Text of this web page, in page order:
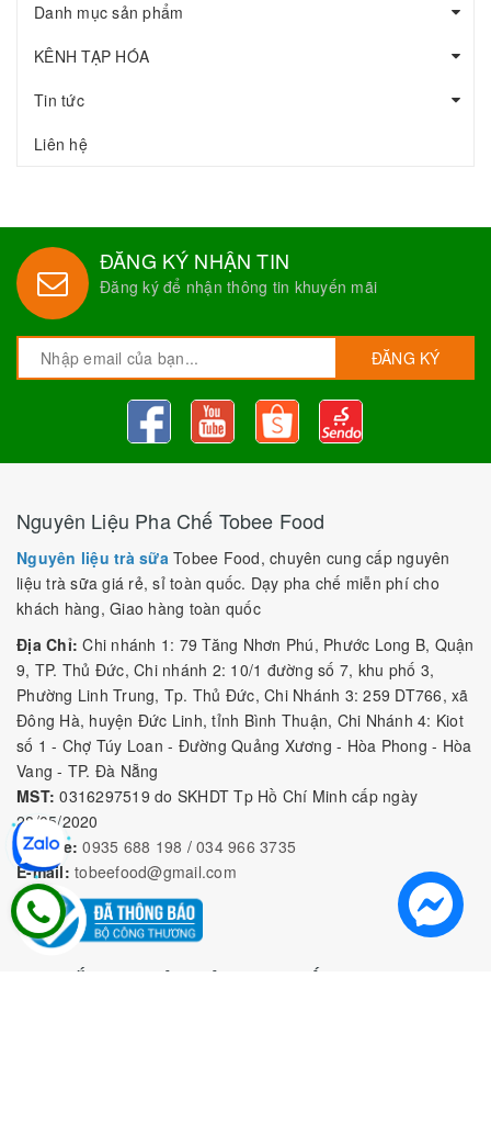
Danh mục sản phẩm
KÊNH TẠP HÓA
Tin tức
Liên hệ
ĐĂNG KÝ NHẬN TIN
Đăng ký để nhận thông tin khuyến mãi
ĐĂNG KÝ
Nguyên Liệu Pha Chế Tobee Food
Nguyên liệu trà sữaTobee Food, chuyên cung cấp nguyên
liệu trà sữa giá rẻ, sỉ toàn quốc. Dạy pha chế miễn phí cho
khách hàng, Giao hàng toàn quốc
Địa Chỉ: Chi nhánh 1: 79 Tăng Nhơn Phú, Phước Long B, Quận
9, TP. Thủ Đức, Chi nhánh 2: 10/1 đường số 7, khu phố 3,
Phường Linh Trung, Tp. Thủ Đức, Chi Nhánh 3: 259 DT766, xã
Đông Hà, huyện Đức Linh, tỉnh Bình Thuận, Chi Nhánh 4: Kiot
số 1 - Chợ Túy Loan - Đường Quảng Xương - Hòa Phong - Hòa
Vang - TP. Đà Nẵng
MST: 0316297519 do SKHDT Tp Hồ Chí Minh cấp ngày
28/05/2020
Hotline: 0935 688 198 / 034 966 3735
E-mail: tobeefood@gmail.com
MUA SẮM NGUYÊN LIỆU PHA CHẾ